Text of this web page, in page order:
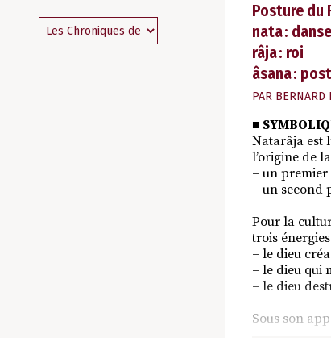
Posture du
nata :
râja : roi
âsana :
PAR BERNARD
■
Natarâja est
l’origine de
– un premier
– un second
Pour la
trois
– le dieu
– le dieu qui
– le dieu
Sous son